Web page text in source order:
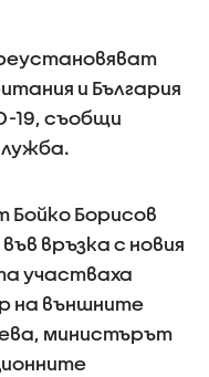
и България
19, съобщи
Борисов
връзка с новия
участваха
на външните
министърът